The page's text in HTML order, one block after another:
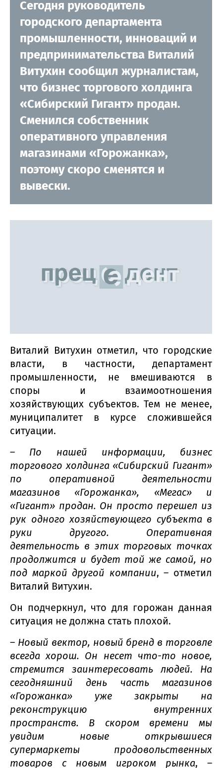
Сегодня руководитель
городского департамента
промышленности, инноваций и
предпринимательства Виталий
Витухин сообщил журналистам,
что бизнес торгового холдинга
«Сибирский Гигант» продан.
Сменился собственник
оперативного управления
магазинами «Горожанка»,
поэтому скоро сменятся и
вывески.
Виталий Витухин отметил, что городские
власти, в частности, департамент
промышленности, не вмешиваются в
споры и взаимоотношения
хозяйствующих субъектов. Тем не менее,
муниципалитет в курсе сложившейся
ситуации.
– По нашей информации, бизнес
торгового холдинга «Сибирский Гигант»
по оперативной деятельности
магазинов «Горожанка», «Мегас» и
«Гигант» продан. Он просто перешел из
рук одного хозяйствующего субъекта в
руки другого. Оперативная
деятельность в этих торговых точках
продолжится и будет той же самой, но
под маркой другой компании, – отметил
Виталий Витухин.
Он подчеркнул, что для горожан данная
ситуация не должна стать плохой.
– Новый вектор, новый бренд в торговле
всегда хорош. Он несет что-то новое,
стремится заинтересовать людей. На
сегодняшний день часть магазинов
«Горожанка» уже закрыты на
реконструкцию внутренних
пространств. В скором времени мы
увидим новые открывшиеся
супермаркеты продовольственных
товаров с новым игроком рынка, –